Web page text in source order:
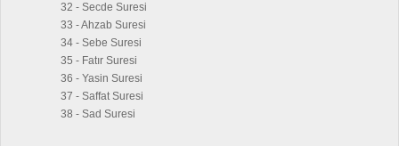
32 - Secde Suresi
33 - Ahzab Suresi
34 - Sebe Suresi
35 - Fatır Suresi
36 - Yasin Suresi
37 - Saffat Suresi
38 - Sad Suresi